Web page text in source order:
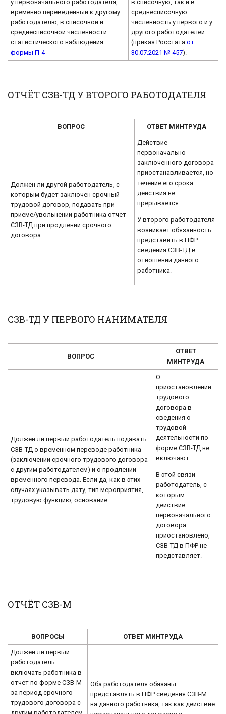
у первоначального работодателя,
временно переведенный к другому
работодателю, в списочной и
среднесписочной численности
статистического наблюдения
формы П-4
в списочную, так и в
среднесписочную
численность у первого и у
другого работодателей
(приказ Росстатаот
30.07.2021 № 457).
ОТЧЁТ СЗВ-ТД У ВТОРОГО РАБОТОДАТЕЛЯ
ВОПРОС ОТВЕТ МИНТРУДА
Должен ли другой работодатель, с
которым будет заключен срочный
трудовой договор, подавать при
приеме/увольнении работника отчет
СЗВ-ТД при продлении срочного
договора
Действие
первоначально
заключенного договора
приостанавливается, но
течение его срока
действия не
прерывается.
У второго работодателя
возникает обязанность
представить в ПФР
сведения СЗВ-ТД в
отношении данного
работника.
СЗВ-ТД У ПЕРВОГО НАНИМАТЕЛЯ
ВОПРОС
ОТВЕТ
МИНТРУДА
Должен ли первый работодатель подавать
СЗВ-ТД о временном переводе работника
(заключении срочного трудового договора
с другим работодателем) и о продлении
временного перевода. Если да, как в этих
случаях указывать дату, тип мероприятия,
трудовую функцию, основание.
О
приостановлении
трудового
договора в
сведения о
трудовой
деятельности по
форме СЗВ-ТД не
включают.
В этой связи
работодатель, с
которым
действие
первоначального
договора
приостановлено,
СЗВ-ТД в ПФР не
представляет.
ОТЧЁТ СЗВ-М
ВОПРОСЫ ОТВЕТ МИНТРУДА
Должен ли первый
работодатель
включать работника в
отчет по форме СЗВ-М
за период срочного
трудового договора с
Оба работодателя обязаны
представлять в ПФР сведения СЗВ-М
на данного работника, так как действие